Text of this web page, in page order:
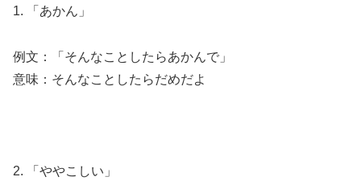
1. 「あかん」
例文：「そんなことしたらあかんで」
意味：そんなことしたらだめだよ
2. 「ややこしい」